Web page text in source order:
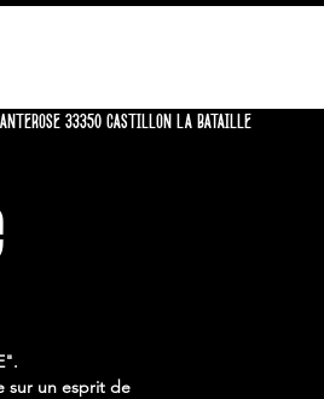
33350 CASTILLON LA BATAILLE
sur un esprit de